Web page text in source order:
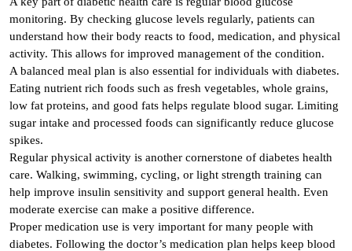
monitoring. By checking glucose levels regularly, patients can
understand how their body reacts to food, medication, and physical
activity. This allows for improved management of the condition.
A balanced meal plan is also essential for individuals with diabetes.
Eating nutrient rich foods such as fresh vegetables, whole grains,
low fat proteins, and good fats helps regulate blood sugar. Limiting
sugar intake and processed foods can significantly reduce glucose
spikes.
Regular physical activity is another cornerstone of diabetes health
care. Walking, swimming, cycling, or light strength training can
help improve insulin sensitivity and support general health. Even
moderate exercise can make a positive difference.
Proper medication use is very important for many people with
diabetes. Following the doctor’s medication plan helps keep blood